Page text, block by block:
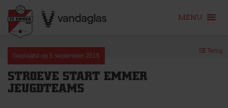
content
MENU
Geplaatst op 5 september 2015
Terug
STROEVE START EMMER
JEUGDTEAMS